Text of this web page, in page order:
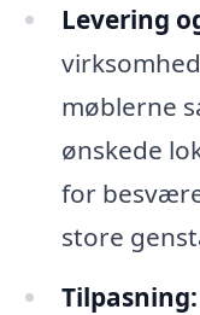
Levering
møblerne
ønskede
for
store
Tilpasning: